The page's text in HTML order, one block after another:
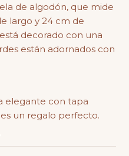
de algodón, que mide
largo y 24 cm de
decorado con una
están adornados con
elegante con tapa
un regalo perfecto.